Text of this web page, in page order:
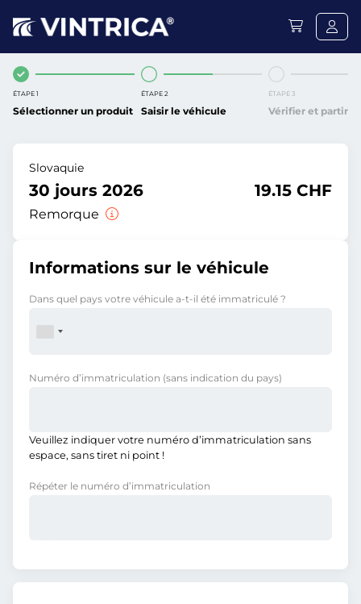
ÉTAPE 1
Sélectionner un produit
ÉTAPE 2
Saisir le véhicule
ÉTAPE 3
Vérifier et partir
Slovaquie
30 jours 2026
Remorque
19.15 CHF
Informations sur le véhicule
Dans quel pays votre véhicule a-t-il été immatriculé ?
Numéro d’immatriculation (sans indication du pays)
Veuillez indiquer votre numéro d’immatriculation sans
espace, sans tiret ni point !
Répéter le numéro d’immatriculation